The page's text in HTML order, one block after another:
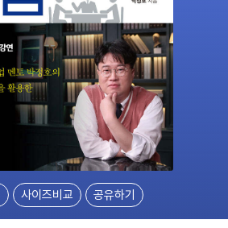
사이즈비교 공유하기